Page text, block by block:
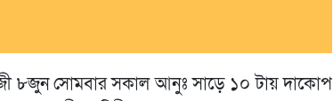
৮জুন সোমবার সকাল আনুঃ সাড়ে ১০ টায় দাকোপ